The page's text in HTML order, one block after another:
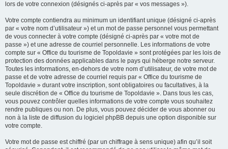
lors de votre connexion (désignés ci-après par « vos messages »).
Votre compte contiendra au minimum un identifiant unique (désigné ci-après
par « votre nom d’utilisateur ») et un mot de passe personnel vous permettant
de vous connecter à votre compte (désigné ci-après par « votre mot de
passe ») et une adresse de courriel personnelle. Les informations de votre
compte sur « Office du tourisme de Topoldavie » sont protégées par les lois de
protection des données applicables dans le pays qui héberge notre serveur.
Toutes les informations, en-dehors de votre nom d’utilisateur, de votre mot de
passe et de votre adresse de courriel requis par « Office du tourisme de
Topoldavie » durant votre inscription, sont obligatoires ou facultatives, à la
seule discrétion de « Office du tourisme de Topoldavie ». Dans tous les cas,
vous pouvez contrôler quelles informations de votre compte vous souhaitez
rendre publiques ou non. De plus, vous pouvez décider de vous abonner ou
non à la liste de diffusion du logiciel phpBB depuis une option disponible sur
votre compte.
Votre mot de passe est chiffré (par un chiffrage à sens unique) afin qu’il soit